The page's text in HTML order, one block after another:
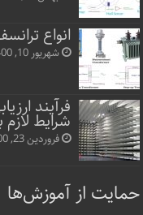
انواع
شهریور 10, 1400
فرآیند
شرایط لازم
فروردین 23, 1400
حمایت از آموزش‌ها